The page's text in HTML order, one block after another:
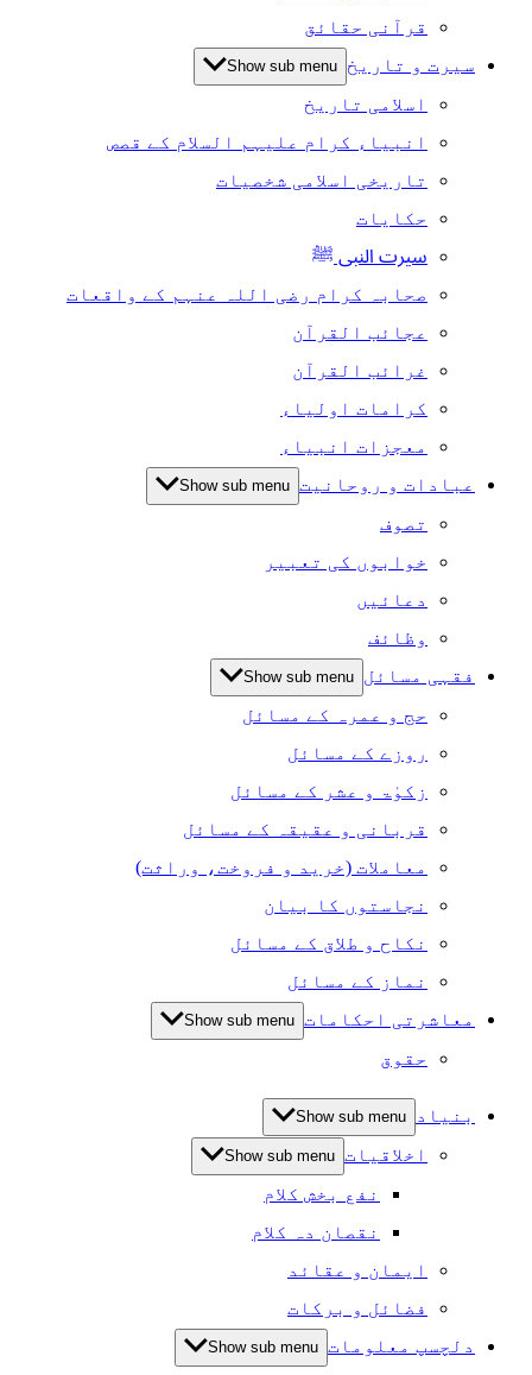
قرآنی حقائق
سیرت و تاریخ Show sub menu
اسلامی تاریخ
انبیاء کرام علیہم السلام کے قصص
تاریخی اسلامی شخصیات
حکایات
سیرت النبی ﷺ
صحابہ کرام رضی اللہ عنہم کے واقعات
عجائب القرآن
غرائب القرآن
کرامات اولیاء
معجزات انبیاء
عبادات و روحانیت Show sub menu
تصوف
خوابوں کی تعبیر
دعائیں
وظائف
فقہی مسائل Show sub menu
حج و عمرہ کے مسائل
روزے کے مسائل
زکوٰۃ و عشر کے مسائل
قربانی و عقیقہ کے مسائل
معاملات (خرید و فروخت، وراثت)
نجاستوں کا بیان
نکاح و طلاق کے مسائل
نماز کے مسائل
معاشرتی احکامات Show sub menu
حقوق
بنیاد Show sub menu
اخلاقیات Show sub menu
نفع بخش کلام
نقصان دہ کلام
ایمان و عقائد
فضائل و برکات
دلچسپ معلومات Show sub menu